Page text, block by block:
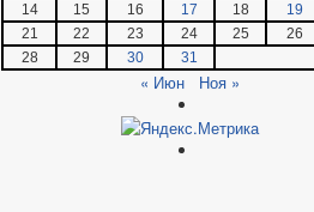
14
15 16 17 18 19
21
22 23 24 25 26
28
29 30 31
« Июн Ноя »